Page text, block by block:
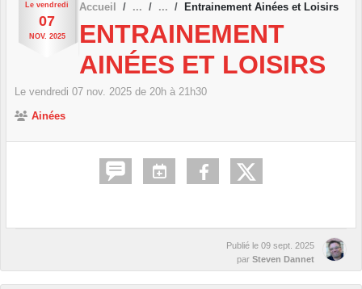
Le vendredi
07
NOV. 2025
Accueil Entrainement Ainées et Loisirs
ENTRAINEMENT
AINÉES ET LOISIRS
Le vendredi 07 nov. 2025 de 20h à 21h30
Ainées
Publié le 09 sept. 2025
par Steven Dannet